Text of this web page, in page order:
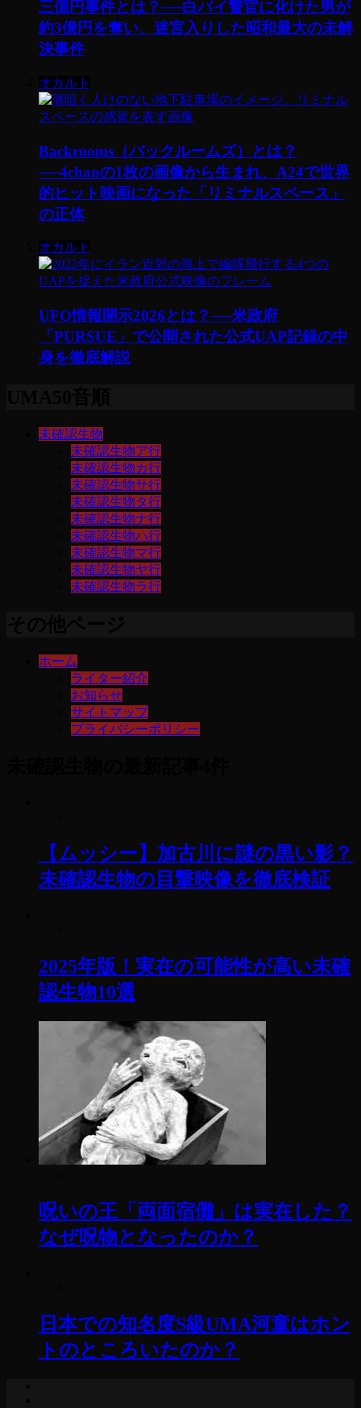
三億円事件とは？──白バイ警官に化けた男が
約3億円を奪い、迷宮入りした昭和最大の未解
決事件
オカルト
Backrooms（バックルームズ）とは？
──4chanの1枚の画像から生まれ、A24で世界
的ヒット映画になった「リミナルスペース」
の正体
オカルト
UFO情報開示2026とは？──米政府
「PURSUE」で公開された公式UAP記録の中
身を徹底解説
未確認生物
未確認生物ア行
未確認生物カ行
未確認生物サ行
未確認生物タ行
未確認生物ナ行
未確認生物ハ行
未確認生物マ行
未確認生物ヤ行
未確認生物ラ行
ホーム
ライター紹介
お知らせ
サイトマップ
プライバシーポリシー
【ムッシー】加古川に謎の黒い影？
未確認生物の目撃映像を徹底検証
2025年版！実在の可能性が高い未確
認生物10選
呪いの王「両面宿儺」は実在した？
なぜ呪物となったのか？
日本での知名度S級UMA河童はホン
トのところいたのか？